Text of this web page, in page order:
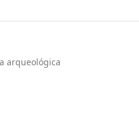
arqueológica